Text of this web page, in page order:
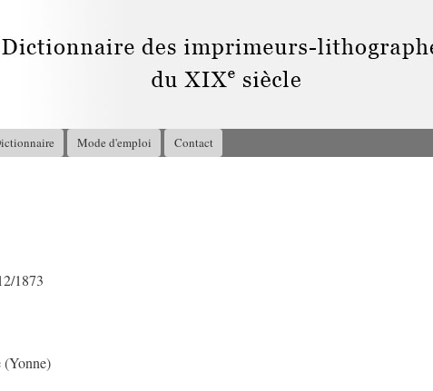
principal
Mode d'emploi Contact
1873